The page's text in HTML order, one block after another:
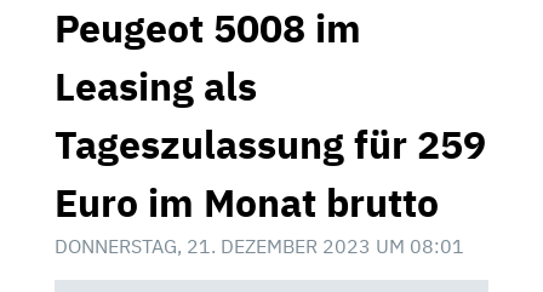
Peugeot 5008 im
Leasing als
Tageszulassung für 259
Euro im Monat brutto
DONNERSTAG, 21. DEZEMBER 2023 UM 08:01